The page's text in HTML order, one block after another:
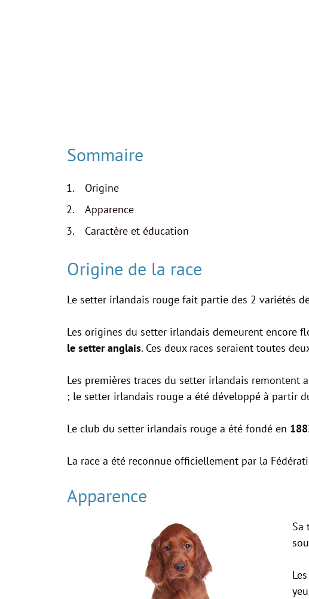
Sommaire
Origine
Apparence
Caractère et éducation
Origine de la race
Le setter irlandais rouge fait partie des 2 variétés
Les origines du setter irlandais demeurent encore
le setter anglais. Ces deux races seraient toutes
Les premières traces du setter irlandais remontent
; le setter irlandais rouge a été développé à partir
Le club du setter irlandais rouge a été fondé en
La race a été reconnue officiellement par la
Apparence
Sa